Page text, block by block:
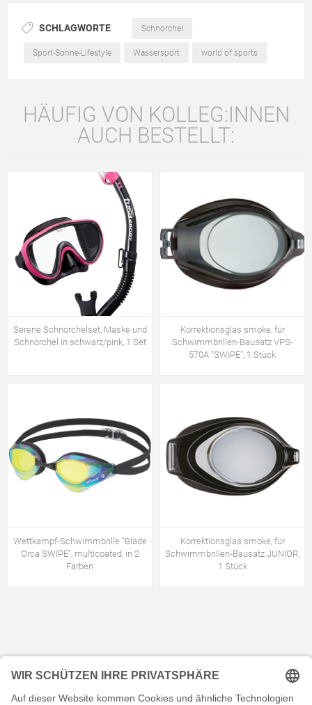
SCHLAGWORTE Schnorchel
Sport-Sonne-Lifestyle Wassersport world of sports
HÄUFIG VON KOLLEG:INNEN
AUCH BESTELLT:
Serene Schnorchelset, Maske und
Schnorchel in schwarz/pink, 1 Set
Korrektionsglas smoke, für
Schwimmbrillen-Bausatz VPS-
570A "SWIPE", 1 Stück
Wettkampf-Schwimmbrille "Blade
Orca SWIPE", multicoated, in 2
Farben
Korrektionsglas smoke, für
Schwimmbrillen-Bausatz JUNIOR,
1 Stück